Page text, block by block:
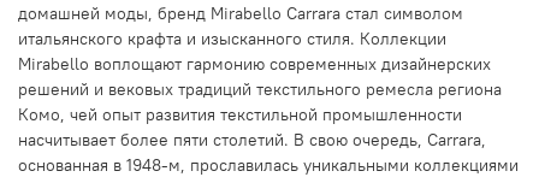
домашней моды, бренд Mirabello Carrara стал символом
итальянского крафта и изысканного стиля. Коллекции
Mirabello воплощают гармонию современных дизайнерских
решений и вековых традиций текстильного ремесла региона
Комо, чей опыт развития текстильной промышленности
насчитывает более пяти столетий. В свою очередь, Carrara,
основанная в 1948-м, прославилась уникальными коллекциями